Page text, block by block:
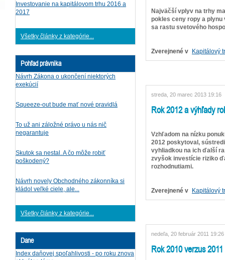
Investovanie na kapitálovom trhu 2016 a
2017
Všetky články z kategórie...
Pohľad právnika
Návrh Zákona o ukončení niektorých
exekúcií
Squeeze-out bude mať nové pravidlá
To už ani záložné právo u nás nič
negarantuje
Skutok sa nestal. A čo môže robiť
poškodený?
Návrh novely Obchodného zákonníka si
kládol veľké ciele, ale...
Všetky články z kategórie...
Dane
Index daňovej spoľahlivosti - po roku znova
Najväčší vplyv na trhy
pokles ceny ropy a
sa rastu svetového
Zverejnené v Kapitálový
streda, 20 marec 2013 19:16
Rok 2012 a výhľady
Vzhľadom na nízku
2012 poskytoval,
vyhliadkou na ich ďalší
zvyšok investície riziko
rozhodnutiami.
Zverejnené v Kapitálový
nedeľa, 20 február 2011 19:26
Rok 2010 verzus 2011